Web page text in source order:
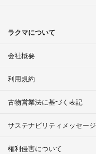
ラクマについて
会社概要
利用規約
古物営業法に基づく表記
サステナビリティメッセージ
権利侵害について